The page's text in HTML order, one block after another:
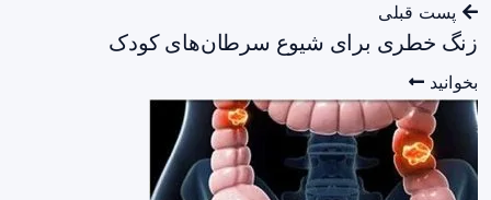
پست قبلی
زنگ خطری برای شیوع سرطان‌های کودک
بخوانید